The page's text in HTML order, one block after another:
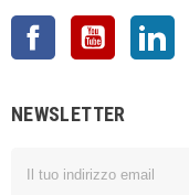
Facebook YouTube
NEWSLETTER